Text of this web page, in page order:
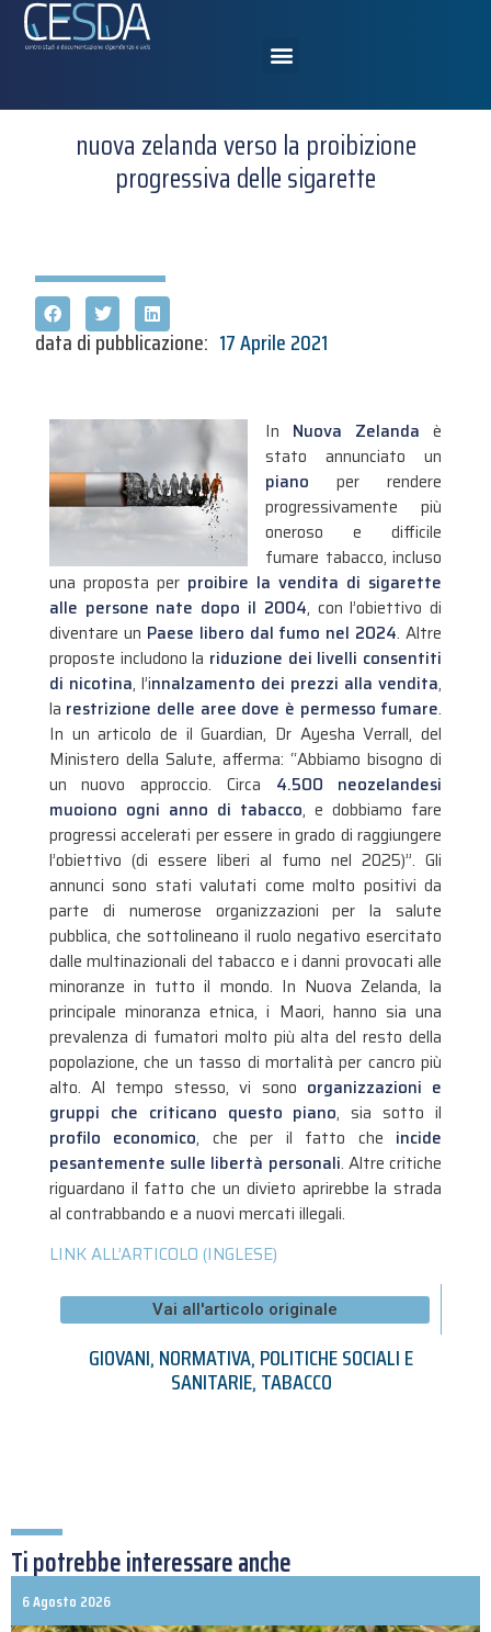
nuova zelanda verso la proibizione
progressiva delle sigarette
data di pubblicazione: 17 Aprile 2021
In Nuova Zelanda è
stato annunciato un
piano per rendere
progressivamente più
oneroso e difficile
fumare tabacco, incluso
una proposta per proibire la vendita di sigarette
alle persone nate dopo il 2004, con l’obiettivo di
diventare un Paese libero dal fumo nel 2024. Altre
proposte includono la riduzione dei livelli consentiti
di nicotina, l’innalzamento dei prezzi alla vendita,
la restrizione delle aree dove è permesso fumare.
In un articolo de il Guardian, Dr Ayesha Verrall, del
Ministero della Salute, afferma: “Abbiamo bisogno di
un nuovo approccio. Circa 4.500 neozelandesi
muoiono ogni anno di tabacco, e dobbiamo fare
progressi accelerati per essere in grado di raggiungere
l’obiettivo (di essere liberi al fumo nel 2025)”. Gli
annunci sono stati valutati come molto positivi da
parte di numerose organizzazioni per la salute
pubblica, che sottolineano il ruolo negativo esercitato
dalle multinazionali del tabacco e i danni provocati alle
minoranze in tutto il mondo. In Nuova Zelanda, la
principale minoranza etnica, i Maori, hanno sia una
prevalenza di fumatori molto più alta del resto della
popolazione, che un tasso di mortalità per cancro più
alto. Al tempo stesso, vi sono organizzazioni e
gruppi che criticano questo piano, sia sotto il
profilo economico, che per il fatto che incide
pesantemente sulle libertà personali. Altre critiche
riguardano il fatto che un divieto aprirebbe la strada
al contrabbando e a nuovi mercati illegali.
LINK ALL’ARTICOLO (INGLESE)
Vai all'articolo originale
GIOVANI,NORMATIVA,POLITICHE SOCIALI E
SANITARIE,TABACCO
Ti potrebbe interessare anche
6 Agosto 2026